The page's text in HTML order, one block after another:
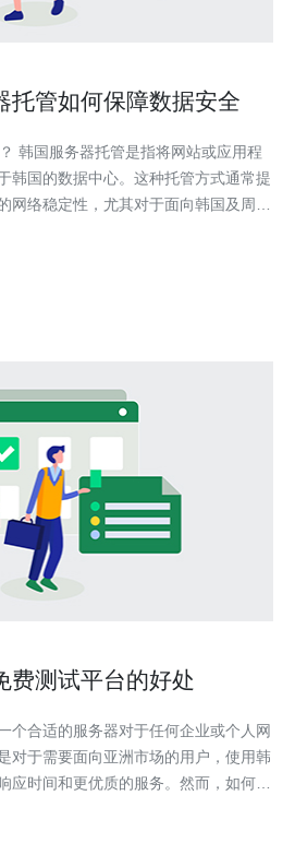
托管如何保障数据安全
韩国服务器托管是指将网站或应用程
韩国的数据中心。这种托管方式通常提
网络稳定性，尤其对于面向韩国及周边
服务器托管如何保
费测试平台的好处
个合适的服务器对于任何企业或个人网
对于需要面向亚洲市场的用户，使用韩
应时间和更优质的服务。然而，如何找
用户可以在不花费任何费用的情况下，